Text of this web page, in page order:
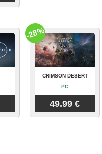
CRIMSON DESERT
PC
49.99 €
-28%